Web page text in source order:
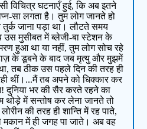
विचित्र घटनाएँ हुई, कि अब इतने
सा लगता है। तुम लोग जानते हो
जाना पड़ा था। लौटते समय
उस मुसीबत में ब्लेजी-बा स्टेशन के
हुआ था या नहीं, तुम लोग सोच रहे
के डूबने के बाद जब मृत्यु और मुझमें
तब ठीक उस पहले दिन की तरह ही
थीं।...मैं तब अपने को धिक्कार कर
दुनिया भर की सैर करते रहने का
थोड़े में सन्तोष कर लेना जानते तो
की तरह ही शान्ति में रह पाते,
में ही जगह पा जाते। अब वह